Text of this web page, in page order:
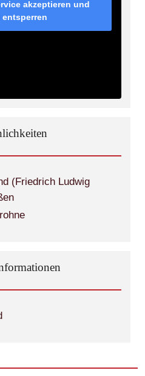
akzeptieren und
entsperren
(Friedrich Ludwig